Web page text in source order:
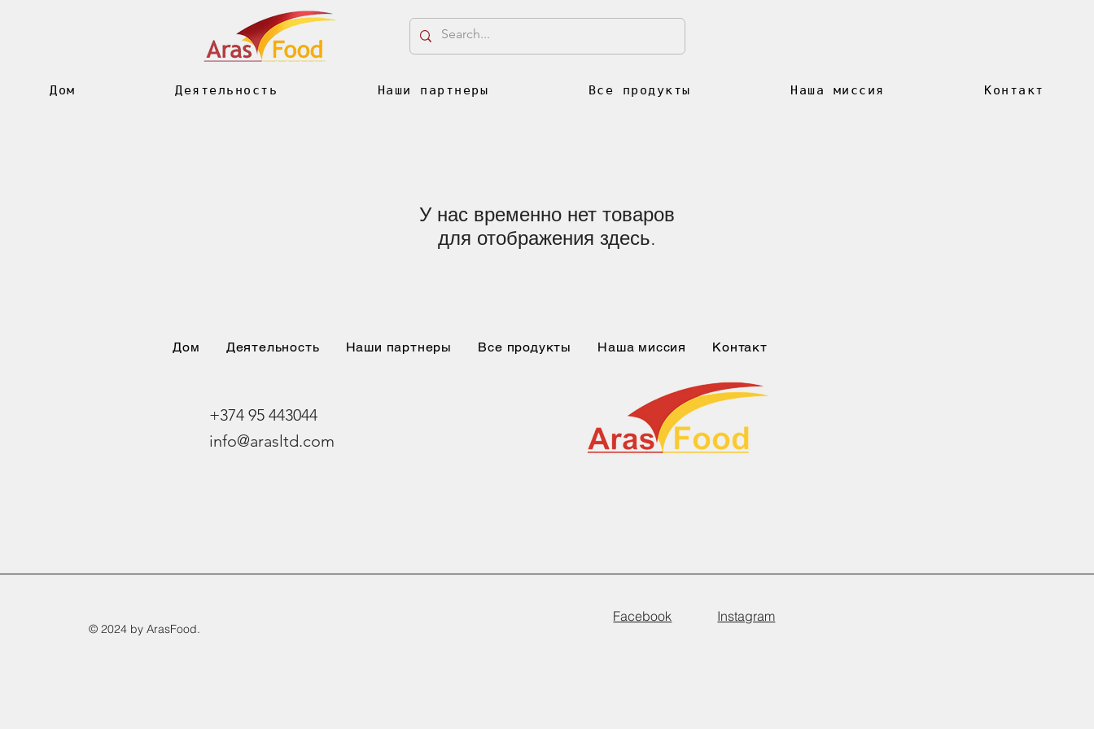
Дом Деятельность Наши партнеры Все продукты Наша миссия Контакт
У нас временно нет товаров
для отображения здесь.
Дом Деятельность Наши партнеры Все продукты Наша миссия Контакт
+374 95 443044
info@arasltd.com
© 2024 by ArasFood.
Facebook Instagram